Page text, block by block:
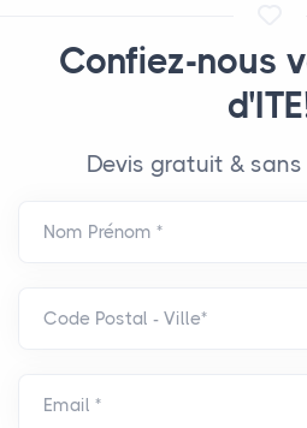
Confiez-nous
Devis gratuit &
Nom Prénom *
Code Postal - Ville*
Email *